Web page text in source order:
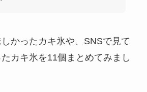
かったカキ氷や、SNSで見て
カキ氷を11個まとめてみまし